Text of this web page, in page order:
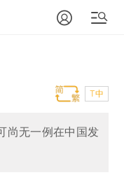
T中
尚无一例在中国发